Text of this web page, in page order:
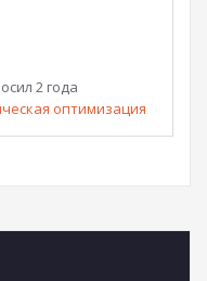
2 года
оптимизация